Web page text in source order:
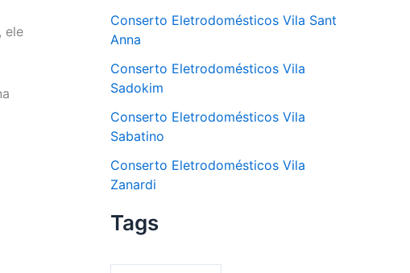
ele
Conserto Eletrodomésticos Vila Sant
Anna
Conserto Eletrodomésticos Vila
Sadokim
Conserto Eletrodomésticos Vila
Sabatino
Conserto Eletrodomésticos Vila
Zanardi
Tags